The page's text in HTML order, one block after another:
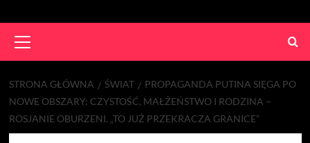
Menu
STRONA GŁÓWNA ŚWIAT
PROPAGANDA PUTINA SIĘGA PO
NOWE OBSZARY: CZYSTOŚĆ, MAŁŻEŃSTWO I RODZINA –
ROSJANIE OBURZENI. „TO JUŻ PRZEKRACZA GRANICE”